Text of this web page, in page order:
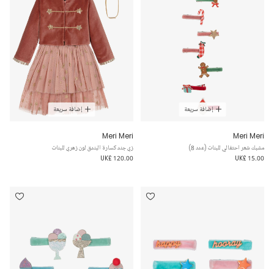
إضافة سريعة
Meri Meri
مشبك شعر احتفالي للبنات (عدد 8)
UK£ 15.00
إضافة سريعة
Meri Meri
زي جند كسارة البندق لون زهري للبنات
UK£ 120.00